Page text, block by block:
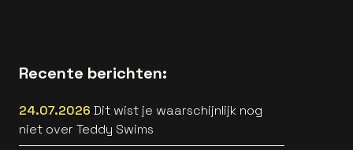
Recente berichten:
24.07.2026 Dit wist je waarschijnlijk nog
niet over Teddy Swims